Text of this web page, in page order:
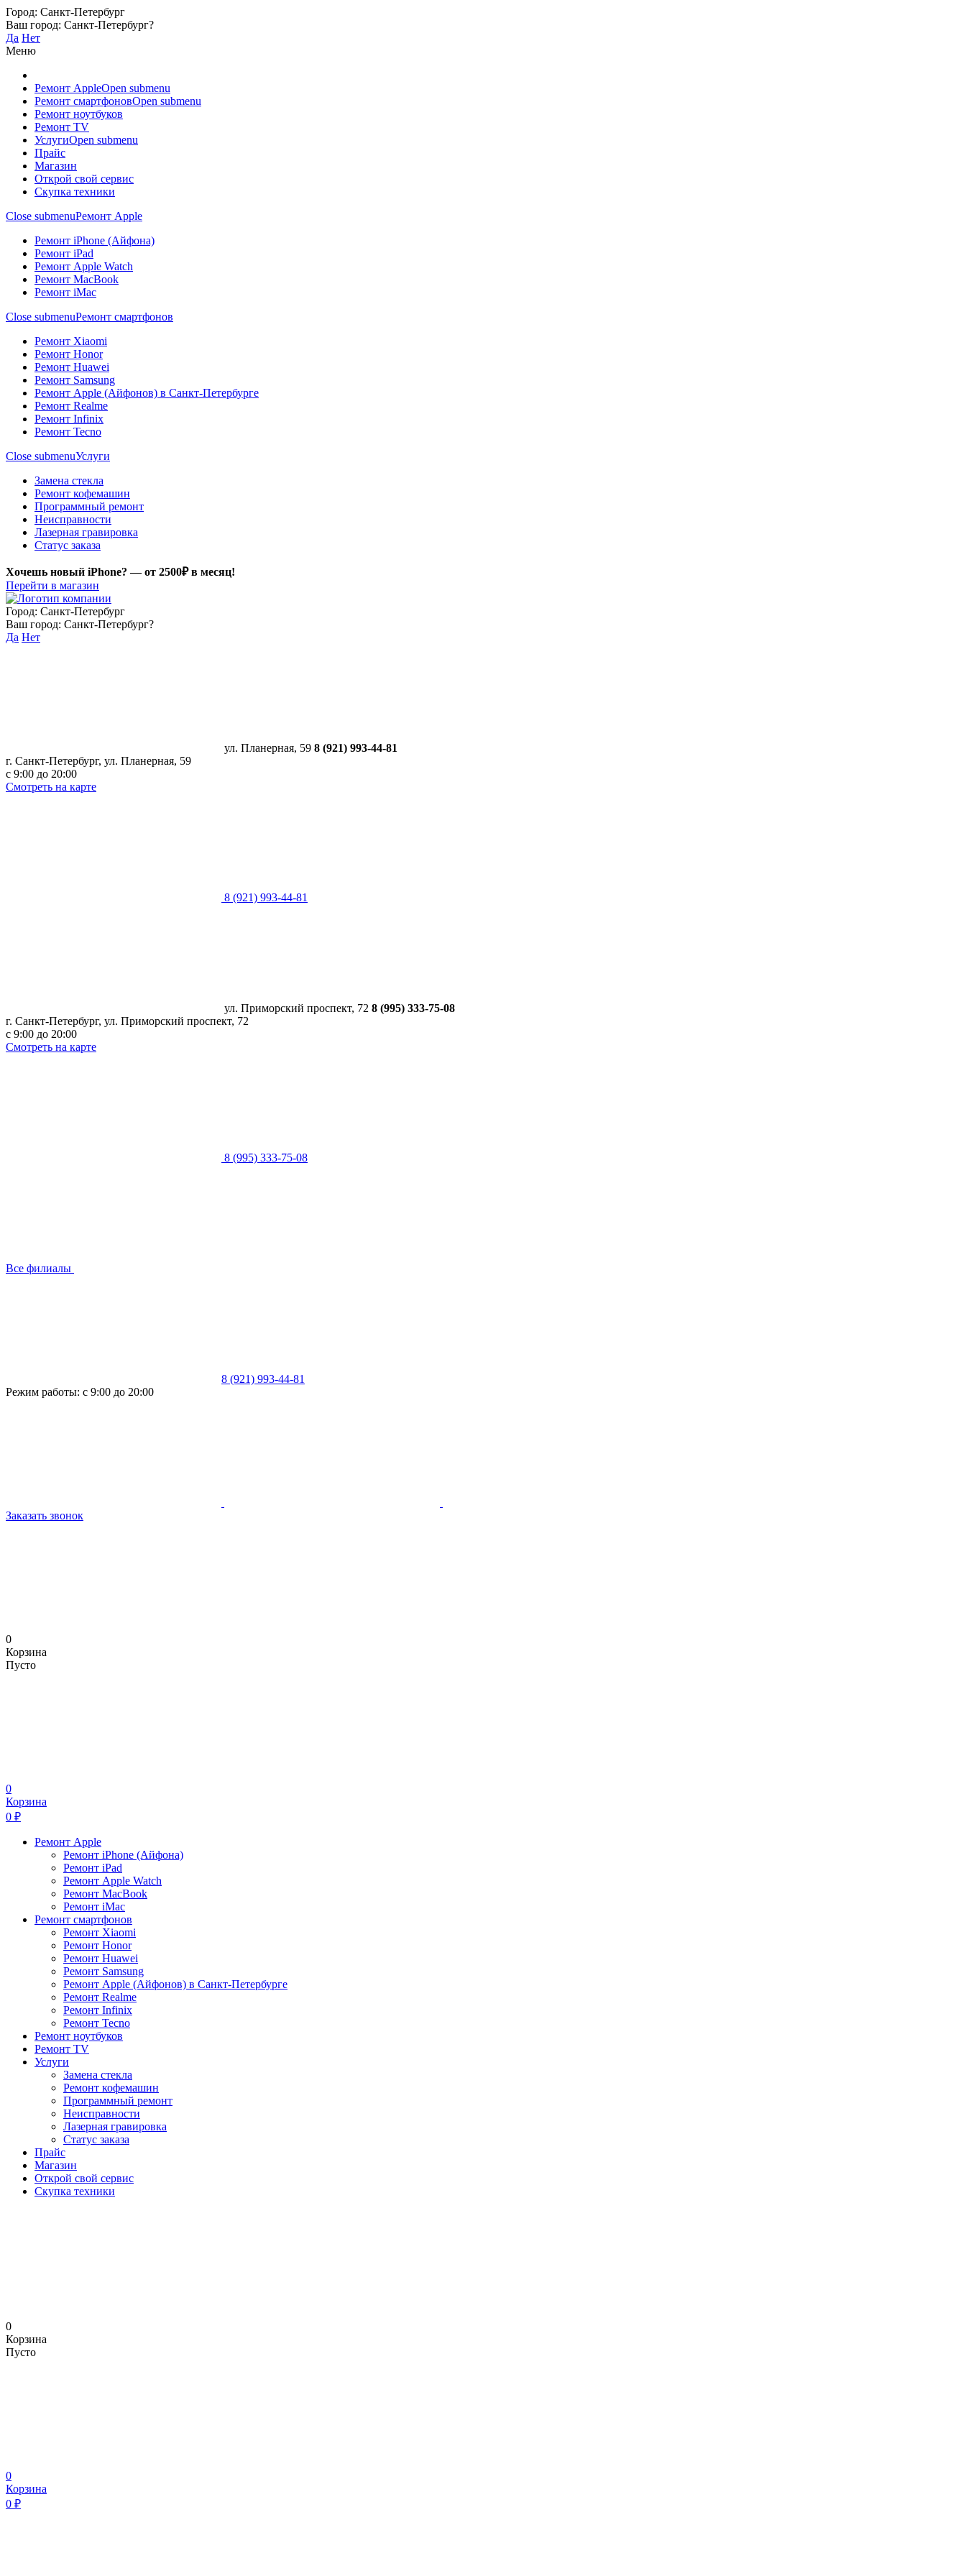
Город: Санкт-Петербург
Ваш город: Санкт-Петербург?
Да Нет
Меню
Ремонт AppleOpen submenu
Ремонт смартфоновOpen submenu
Ремонт ноутбуков
Ремонт TV
УслугиOpen submenu
Прайс
Магазин
Открой свой сервис
Скупка техники
Close submenuРемонт Apple
Ремонт iPhone (Айфона)
Ремонт iPad
Ремонт Apple Watch
Ремонт MacBook
Ремонт iMac
Close submenuРемонт смартфонов
Ремонт Xiaomi
Ремонт Honor
Ремонт Huawei
Ремонт Samsung
Ремонт Apple (Айфонов) в Санкт-Петербурге
Ремонт Realme
Ремонт Infinix
Ремонт Tecno
Close submenuУслуги
Замена стекла
Ремонт кофемашин
Программный ремонт
Неисправности
Лазерная гравировка
Статус заказа
Хочешь новый iPhone? —от 2500₽ в месяц!
Перейти в магазин
Город: Санкт-Петербург
Ваш город: Санкт-Петербург?
Да Нет
ул. Планерная, 59 8 (921) 993-44-81
г. Санкт-Петербург, ​ул. Планерная, 59
с 9:00 до 20:00
Смотреть на карте
8 (921) 993-44-81
ул. Приморский проспект, 72 8 (995) 333-75-08
г. Санкт-Петербург, ​ул. Приморский проспект, 72
с 9:00 до 20:00
Смотреть на карте
8 (995) 333-75-08
Все филиалы
8 (921) 993-44-81
Режим работы: с 9:00 до 20:00
Заказать звонок
0
Корзина
Пусто
0
Корзина
0 ₽
Ремонт Apple
Ремонт iPhone (Айфона)
Ремонт iPad
Ремонт Apple Watch
Ремонт MacBook
Ремонт iMac
Ремонт смартфонов
Ремонт Xiaomi
Ремонт Honor
Ремонт Huawei
Ремонт Samsung
Ремонт Apple (Айфонов) в Санкт-Петербурге
Ремонт Realme
Ремонт Infinix
Ремонт Tecno
Ремонт ноутбуков
Ремонт TV
Услуги
Замена стекла
Ремонт кофемашин
Программный ремонт
Неисправности
Лазерная гравировка
Статус заказа
Прайс
Магазин
Открой свой сервис
Скупка техники
0
Корзина
Пусто
0
Корзина
0 ₽